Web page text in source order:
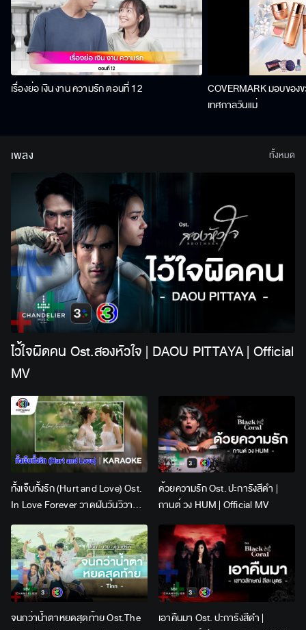
เรื่องย่อ เงิน งาน ความรัก ตอนที่ 12
COVERMARK มอบขอ
เทศกาลวันแม่
เพลง
ไว้ใจผิดคน Ost.สองหัวใจ | DAOU PITTAYA | Official
MV
ทั้งเจ็บทั้งรัก (Hurt and Love) Ost.
In Love Forever วาดฝันวันวิวาห์ |
Lingling Kwong x Orm
Kornnaphat | Official Karaoke
ด้วยความรัก Ost. ปะการังสีดำ |
กานต์ วง HUM | Official MV
จนกว่าน้ำตาหยดสุดท้าย Ost.The
เอาคืนมา Ost. ปะการังสีดำ |
ทั้งหมด